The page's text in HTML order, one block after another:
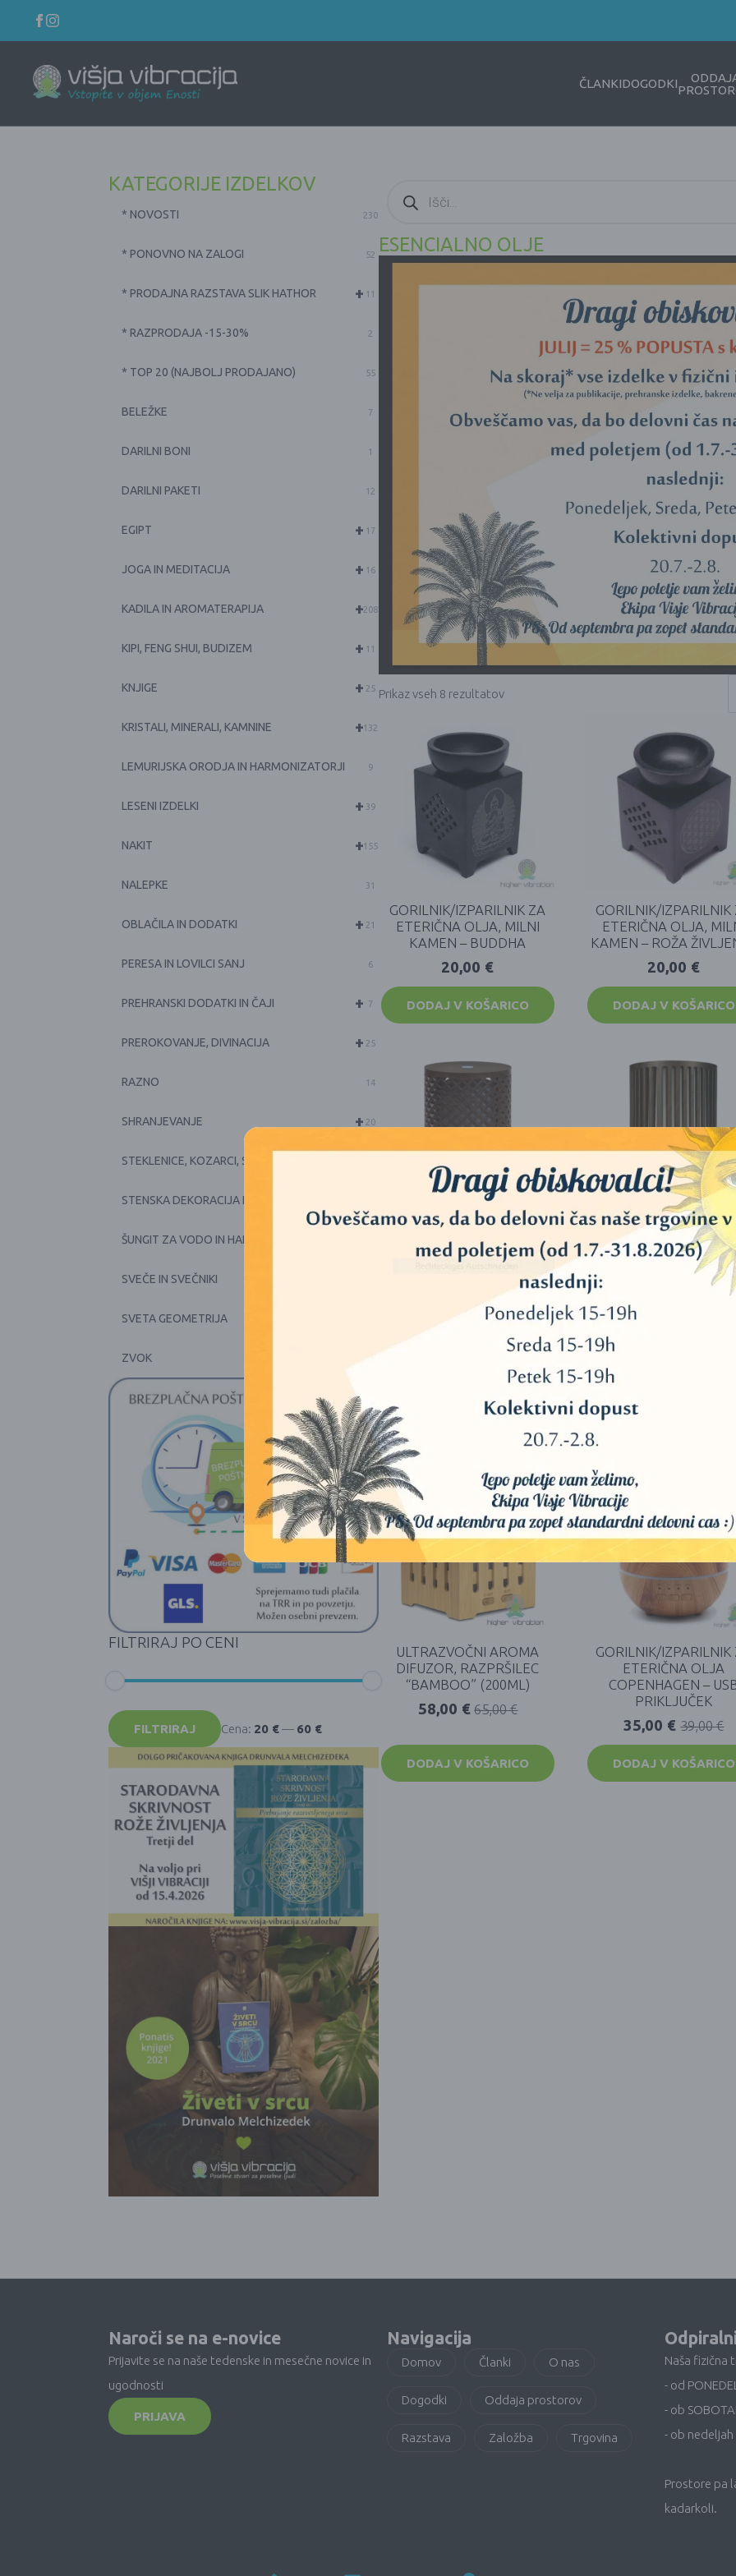
ČLANKIDOGODKI
KATEGORIJE IZDELKOV
* NOVOSTI 230
* PONOVNO NA ZALOGI 52
+
* PRODAJNA RAZSTAVA SLIK HATHOR 11
* RAZPRODAJA -15-30% 2
* TOP 20 (NAJBOLJ PRODAJANO) 55
BELEŽKE 7
DARILNI BONI 1
DARILNI PAKETI 12
+
EGIPT 17
+
JOGA IN MEDITACIJA 16
+
KADILA IN AROMATERAPIJA 208
+
KIPI, FENG SHUI, BUDIZEM 11
+
KNJIGE 25
+
KRISTALI, MINERALI, KAMNINE 132
LEMURIJSKA ORODJA IN HARMONIZATORJI 9
+
LESENI IZDELKI 39
+
NAKIT 155
NALEPKE 31
+
OBLAČILA IN DODATKI 21
PERESA IN LOVILCI SANJ 6
+
PREHRANSKI DODATKI IN ČAJI 7
+
PREROKOVANJE, DIVINACIJA 25
RAZNO 14
+
SHRANJEVANJE 20
STEKLENICE, KOZARCI, SKODELICE, POSODE
STENSKA DEKORACIJA IN PRTI
ŠUNGIT ZA VODO IN HARMONIJO
SVEČE IN SVEČNIKI
SVETA GEOMETRIJA
+
ZVOK 113
FILTRIRAJ PO CENI
Min
cena
Max
cena FILTRIRAJ Cena: 20 €— 60 €
search
ESENCIALNO OLJE
Prikaz vseh 8 rezultatov
GORILNIK/IZPARILNIK ZA
ETERIČNA OLJA, MILNI
KAMEN – BUDDHA
20,00 €
DODAJ V KOŠARICO
GORILNIK/IZPARILNIK
ETERIČNA OLJA,
KAMEN – ROŽA
20,00 €
DODAJ V KOŠARICO
ULTRAZVOČNI AROMA
DIFUZOR, RAZPRŠILNIK
“ZEN BREEZE” (200ML)
44,00€
DODAJ V KOŠARICO
ULTRAZVOČNI
DIFUZOR,
“ZAZEN” (200ML)
DODAJ V KOŠARICO
AKCIJA!
ULTRAZVOČNI AROMA
DIFUZOR, RAZPRŠILEC
“BAMBOO” (200ML)
65,00€
58,00 €
DODAJ V KOŠARICO
AKCIJA!
GORILNIK/IZPARILNIK
ETERIČNA OLJA
COPENHAGEN –
PRIKLJUČEK
39,00€
35,00 €
DODAJ V KOŠARICO
Naroči se na e-novice
Prijavite se na naše tedenske in mesečne novice in
ugodnosti
PRIJAVA
Navigacija
Domov Članki O nas
Dogodki Oddaja prostorov
Razstava Založba Trgovina
Naša fizična
- od
- ob
- ob
Prostore pa
kadarkoli.